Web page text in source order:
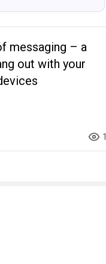
messaging – a
out with your